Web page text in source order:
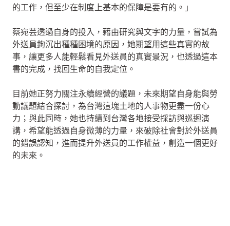
的工作，但至少在制度上基本的保障是要有的。」
蔡宛芸透過自身的投入，藉由研究與文字的力量，嘗試為
外送員鉤沉出種種困境的原因，她期望用這些真實的故
事，讓更多人能輕鬆看見外送員的真實景況，也透過這本
書的完成，找回生命的自我定位。
目前她正努力關注永續經營的議題，未來期望自身能與勞
動議題結合探討，為台灣這塊土地的人事物更盡一份心
力；與此同時，她也持續到台灣各地接受採訪與巡迴演
講，希望能透過自身微薄的力量，來破除社會對於外送員
的錯誤認知，進而提升外送員的工作權益，創造一個更好
的未來。